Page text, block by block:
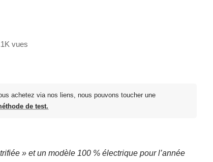
vues
achetez via nos liens, nous pouvons toucher une
de test.
» et un modèle 100 % électrique pour l’année